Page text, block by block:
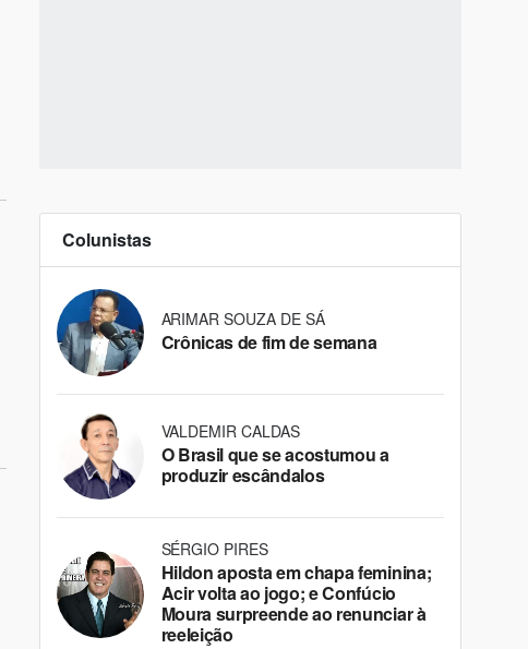
Colunistas
ARIMAR SOUZA DE SÁ
Crônicas de fim de semana
VALDEMIR CALDAS
O Brasil que se acostumou a
produzir escândalos
SÉRGIO PIRES
Hildon aposta em chapa feminina;
Acir volta ao jogo; e Confúcio
Moura surpreende ao renunciar à
reeleição